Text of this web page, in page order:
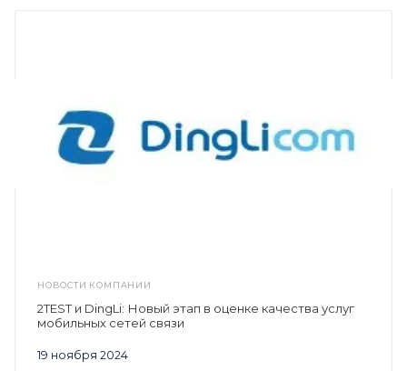
НОВОСТИ КОМПАНИИ
19 ноября 2024
2TEST и DingLi: Новый этап в оценке качества услуг
мобильных сетей связи